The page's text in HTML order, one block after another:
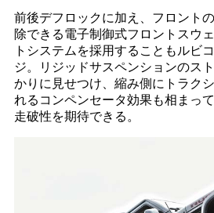
前後デフロックに加え、フロント
除できる電子制御式フロントスウ
トシステムを採用することもルビ
ジ。リジッドサスペンションのス
かりに見せつけ、縮み側にトラク
れるコンペンセータ効果も相まっ
走破性を期待できる。